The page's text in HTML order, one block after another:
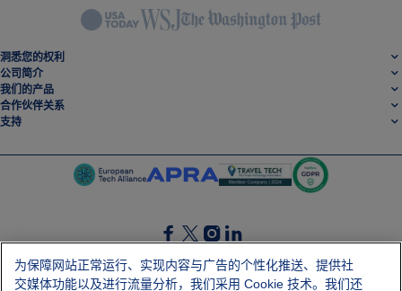
洞悉您的权利
公司简介
我们的产品
合作伙伴关系
支持
为保障网站正常运行、实现内容与广告的个性化推送、提供社
交媒体功能以及进行流量分析，我们采用 Cookie 技术。我们还